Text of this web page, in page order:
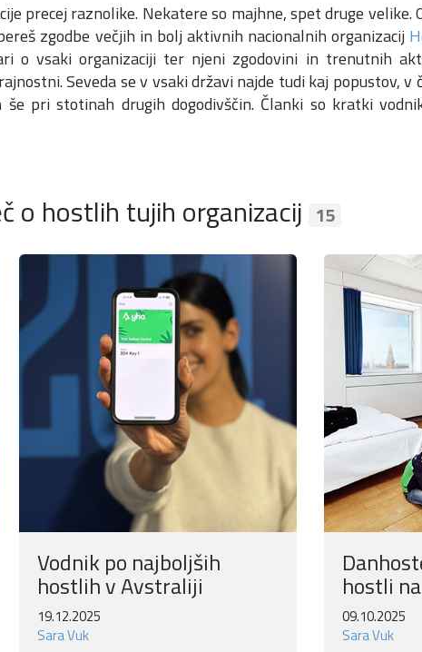
precej raznolike. Nekatere so majhne, spet druge velike.
zgodbe večjih in bolj aktivnih nacionalnih organizacij
o vsaki organizaciji ter njeni zgodovini in trenutnih
Seveda se v vsaki državi najde tudi kaj popustov,
pri stotinah drugih dogodivščin. Članki so kratki
o hostlih tujih organizacij 15
Vodnik po najboljših
hostlih v Avstraliji
19.12.2025
Sara Vuk
hostli
09.10.2025
Sara Vuk